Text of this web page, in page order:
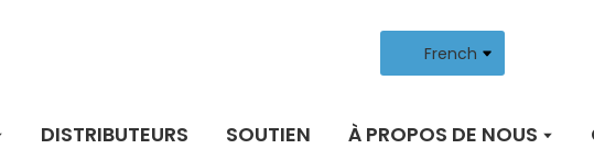
French
DISTRIBUTEURS SOUTIEN À PROPOS DE NOUS